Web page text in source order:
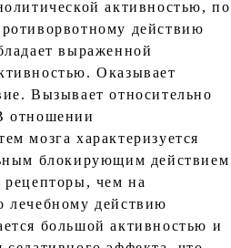
активностью, по
действию
выраженной
Оказывает
Вызывает относительно
отношении
мозга характеризуется
блокирующим действием
рецепторы, чем на
лечебному действию
большой активностью и